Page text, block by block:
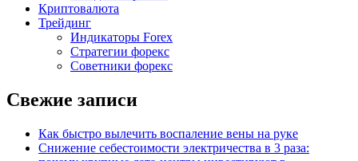
Криптовалюта
Трейдинг
Индикаторы Forex
Стратегии форекс
Советники форекс
Свежие записи
Как быстро вылечить воспаление вены на руке
Снижение себестоимости электричества в 3 раза: